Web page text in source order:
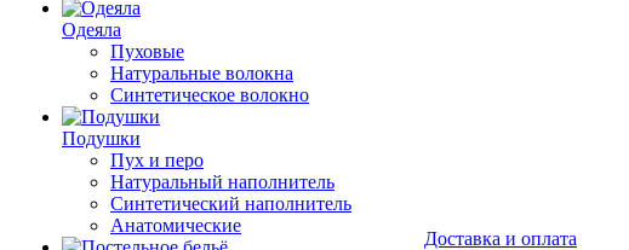
Одеяла
Пуховые
Натуральные волокна
Синтетическое волокно
Подушки
Пух и перо
Натуральный наполнитель
Синтетический наполнитель
Анатомические
Доставка и оплата